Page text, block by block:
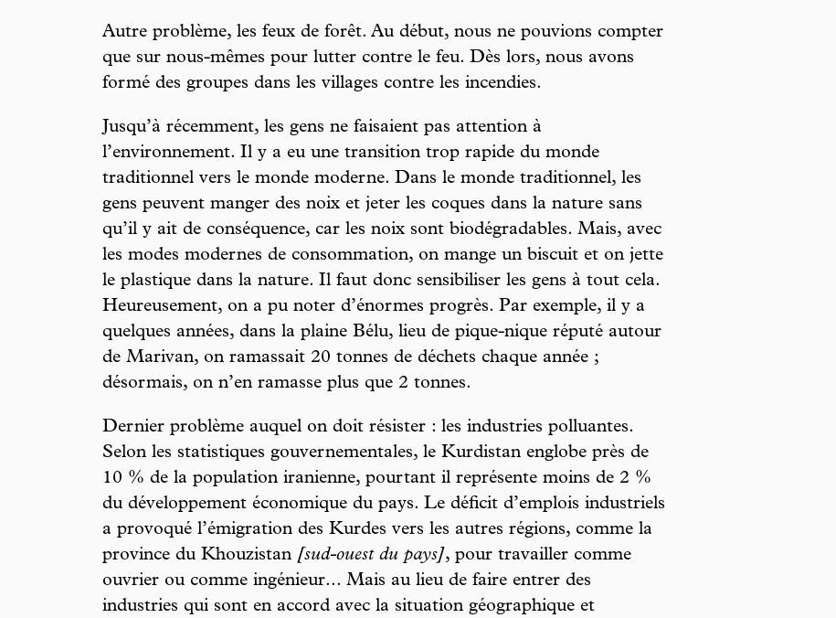
Autre problème, les feux de forêt. Au début, nous ne pouvions compter
que sur nous-mêmes pour lutter contre le feu. Dès lors, nous avons
formé des groupes dans les villages contre les incendies.
Jusqu’à récemment, les gens ne faisaient pas attention à
l’environnement. Il y a eu une transition trop rapide du monde
traditionnel vers le monde moderne. Dans le monde traditionnel, les
gens peuvent manger des noix et jeter les coques dans la nature sans
qu’il y ait de conséquence, car les noix sont biodégradables. Mais, avec
les modes modernes de consommation, on mange un biscuit et on jette
le plastique dans la nature. Il faut donc sensibiliser les gens à tout cela.
Heureusement, on a pu noter d’énormes progrès. Par exemple, il y a
quelques années, dans la plaine Bélu, lieu de pique-nique réputé autour
de Marivan, on ramassait 20 tonnes de déchets chaque année ;
désormais, on n’en ramasse plus que 2 tonnes.
Dernier problème auquel on doit résister : les industries polluantes.
Selon les statistiques gouvernementales, le Kurdistan englobe près de
10 % de la population iranienne, pourtant il représente moins de 2 %
du développement économique du pays. Le déficit d’emplois industriels
a provoqué l’émigration des Kurdes vers les autres régions, comme la
province du Khouzistan [sud-ouest du pays], pour travailler comme
ouvrier ou comme ingénieur... Mais au lieu de faire entrer des
industries qui sont en accord avec la situation géographique et